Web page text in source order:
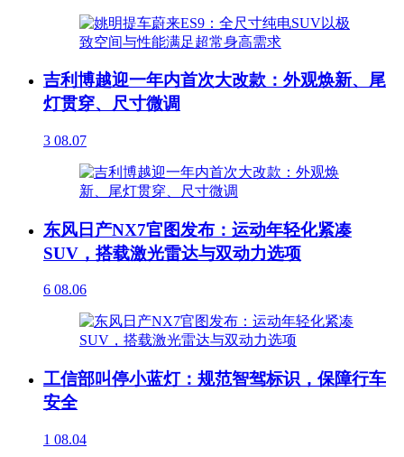
吉利博越迎一年内首次大改款：外观焕新、尾
灯贯穿、尺寸微调
3 08.07
东风日产NX7官图发布：运动年轻化紧凑
SUV，搭载激光雷达与双动力选项
6 08.06
工信部叫停小蓝灯：规范智驾标识，保障行车
安全
1 08.04